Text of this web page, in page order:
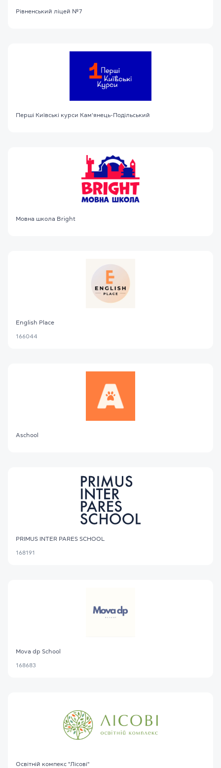
Рівненський ліцей №7
Перші Київські курси Кам'янець-Подільський
Мовна школа Bright
English Place
166044
Aschool
PRIMUS INTER PARES SCHOOL
168191
Mova dp School
168683
Освітній компекс "Лісові"